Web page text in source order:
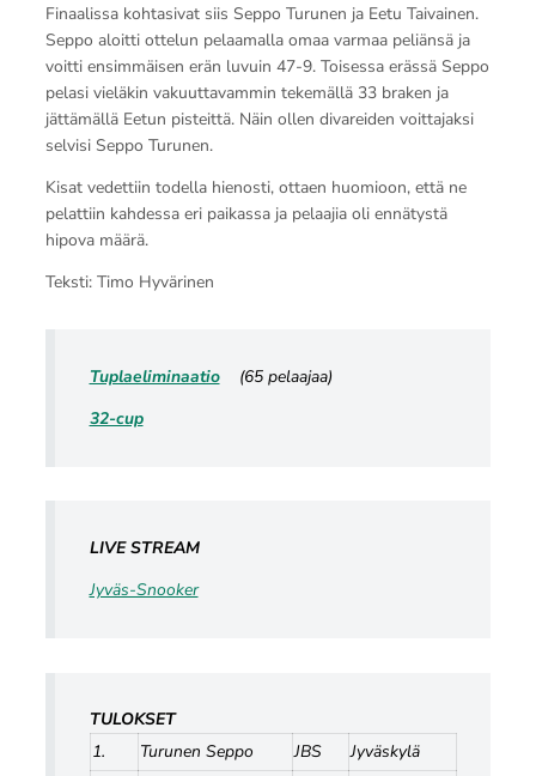
Finaalissa kohtasivat siis Seppo Turunen ja Eetu Taivainen.
Seppo aloitti ottelun pelaamalla omaa varmaa peliänsä ja
voitti ensimmäisen erän luvuin 47-9. Toisessa erässä Seppo
pelasi vieläkin vakuuttavammin tekemällä 33 braken ja
jättämällä Eetun pisteittä. Näin ollen divareiden voittajaksi
selvisi Seppo Turunen.
Kisat vedettiin todella hienosti, ottaen huomioon, että ne
pelattiin kahdessa eri paikassa ja pelaajia oli ennätystä
hipova määrä.
Teksti: Timo Hyvärinen
Tuplaeliminaatio(65 pelaajaa)
32-cup
LIVE STREAM
Jyväs-Snooker
TULOKSET
1.
Turunen Seppo JBS
Jyväskylä